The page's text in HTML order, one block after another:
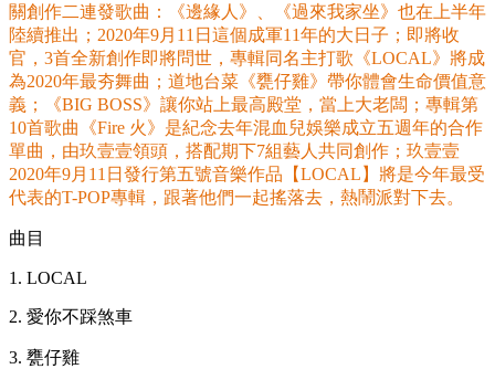
關創作二連發歌曲：《邊緣人》、《過來我家坐》也在上半年
陸續推出；2020年9月11日這個成軍11年的大日子；即將收
官，3首全新創作即將問世，專輯同名主打歌《LOCAL》將成
為2020年最夯舞曲；道地台菜《甕仔雞》帶你體會生命價值意
義；《BIG BOSS》讓你站上最高殿堂，當上大老闆；專輯第
10首歌曲《Fire 火》是紀念去年混血兒娛樂成立五週年的合作
單曲，由玖壹壹領頭，搭配期下7組藝人共同創作；玖壹壹
2020年9月11日發行第五號音樂作品【LOCAL】將是今年最受
代表的T-POP專輯，跟著他們一起搖落去，熱鬧派對下去。
曲目
1. LOCAL
2. 愛你不踩煞車
3. 甕仔雞